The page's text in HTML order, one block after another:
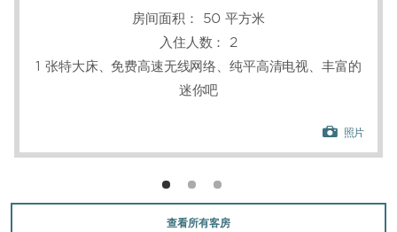
房间面积：
50 平方米
入住人数：
2
1 张特大床、免费高速无线网络、纯平高清电视、丰富的
迷你吧
照片
查看所有客房